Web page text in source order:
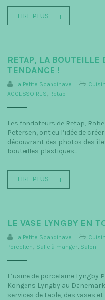
LIRE PLUS
RETAP, LA BOUTEILLE
TENDANCE !
La Petite Scandinave
ACCESSOIRES, Retap
Les fondateurs de Retap,
Petersen, ont eu l’idée de
découvrant des photos des
bouteilles plastiques...
LIRE PLUS
LE VASE LYNGBY EN
La Petite Scandinave
Porcelæn, Salle à manger, Salon
L’usine de porcelaine Lyngby
Kongens Lyngby au
services de table, des vases